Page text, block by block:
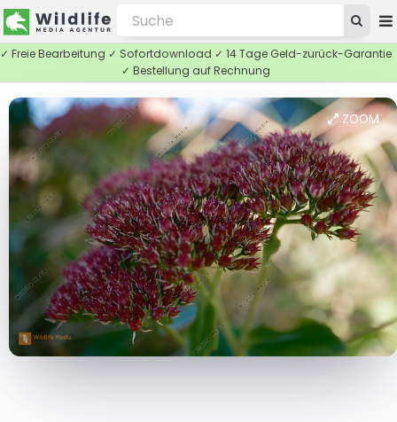
✓ Freie Bearbeitung ✓ Sofortdownload ✓ 14 Tage Geld-zurück-Garantie
✓ Bestellung auf Rechnung
ZOOM